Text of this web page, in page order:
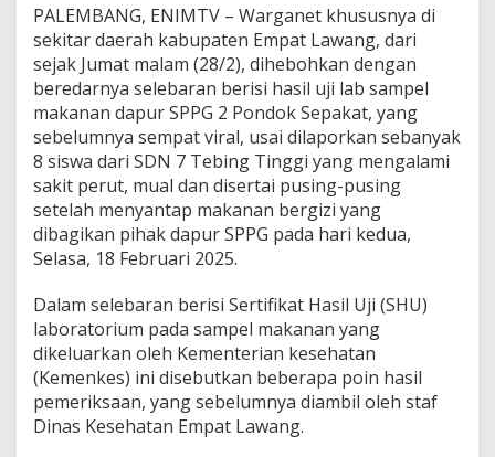
b
a
p
u
r
S
P
P
G
E
m
a
L
a
w
n
g
'
PALEMBANG, ENIMTV – Warganet khususnya di
sekitar daerah kabupaten Empat Lawang, dari
sejak Jumat malam (28/2), dihebohkan dengan
beredarnya selebaran berisi hasil uji lab sampel
makanan dapur SPPG 2 Pondok Sepakat, yang
sebelumnya sempat viral, usai dilaporkan sebanyak
8 siswa dari SDN 7 Tebing Tinggi yang mengalami
sakit perut, mual dan disertai pusing-pusing
setelah menyantap makanan bergizi yang
dibagikan pihak dapur SPPG pada hari kedua,
Selasa, 18 Februari 2025.
Dalam selebaran berisi Sertifikat Hasil Uji (SHU)
laboratorium pada sampel makanan yang
dikeluarkan oleh Kementerian kesehatan
(Kemenkes) ini disebutkan beberapa poin hasil
pemeriksaan, yang sebelumnya diambil oleh staf
Dinas Kesehatan Empat Lawang.